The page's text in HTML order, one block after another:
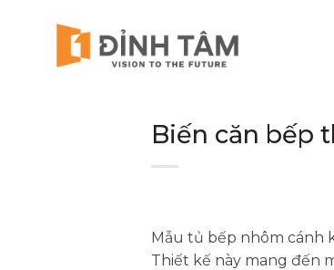
Biến căn bếp
Mẫu tủ bếp nhôm cánh
Thiết kế này mang đến